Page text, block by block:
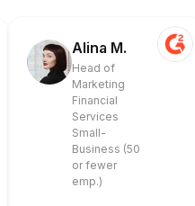
Alina M.
Head of
Marketing
Financial
Services
Small-
Business (50
or fewer
emp.)